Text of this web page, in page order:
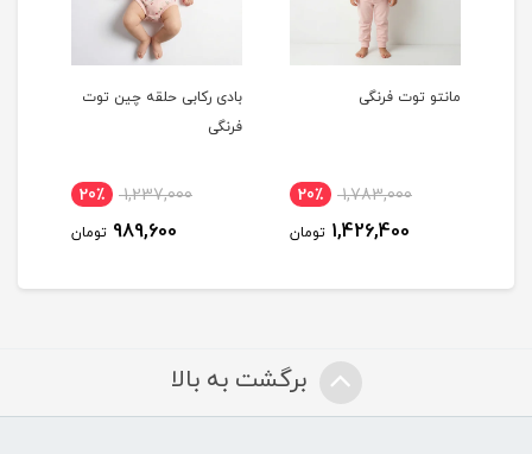
توت فرنگی
20٪
تومان
بادی رکابی حلقه چین توت
20٪
تومان
تاپ زير دكمه
برگشت به بالا